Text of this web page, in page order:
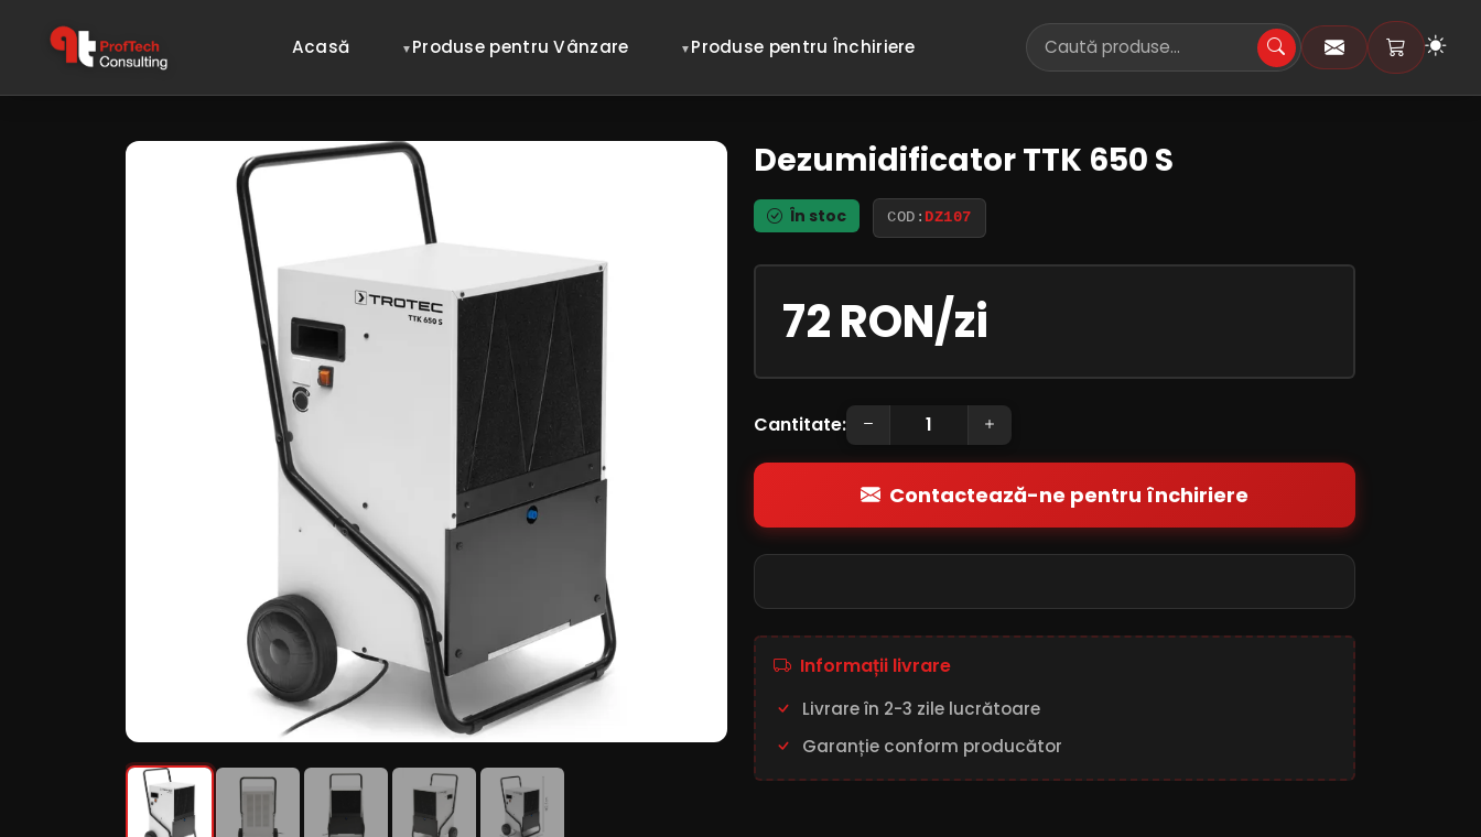
Acasă Produse pentru Vânzare Produse pentru Închiriere
Dezumidificator TTK 650 S
În stoc COD: DZ107
72 RON/zi
Cantitate:
Contactează-ne pentru închiriere
Informații livrare
Livrare în 2-3 zile lucrătoare
Garanție conform producător